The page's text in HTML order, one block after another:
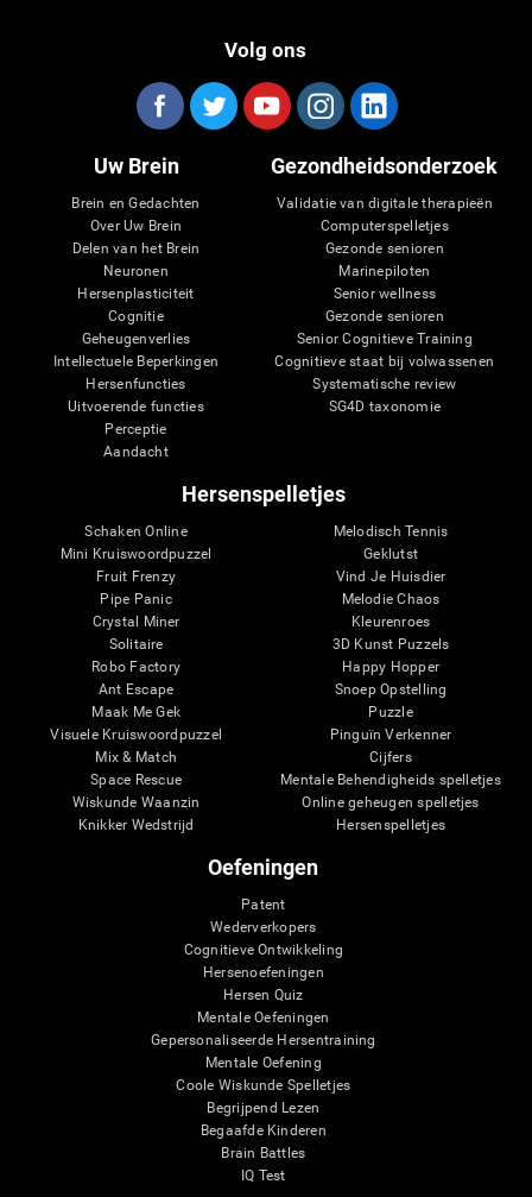
Volg ons
Uw Brein
Brein en Gedachten
Over Uw Brein
Delen van het Brein
Neuronen
Hersenplasticiteit
Cognitie
Geheugenverlies
Intellectuele Beperkingen
Hersenfuncties
Uitvoerende functies
Perceptie
Aandacht
Gezondheidsonderzoek
Validatie van digitale therapieën
Computerspelletjes
Gezonde senioren
Marinepiloten
Senior wellness
Gezonde senioren
Senior Cognitieve Training
Cognitieve staat bij volwassenen
Systematische review
SG4D taxonomie
Hersenspelletjes
Schaken Online
Mini Kruiswoordpuzzel
Fruit Frenzy
Pipe Panic
Crystal Miner
Solitaire
Robo Factory
Ant Escape
Maak Me Gek
Visuele Kruiswoordpuzzel
Mix & Match
Space Rescue
Wiskunde Waanzin
Knikker Wedstrijd
Melodisch Tennis
Geklutst
Vind Je Huisdier
Melodie Chaos
Kleurenroes
3D Kunst Puzzels
Happy Hopper
Snoep Opstelling
Puzzle
Pinguïn Verkenner
Cijfers
Mentale Behendigheids spelletjes
Online geheugen spelletjes
Hersenspelletjes
Oefeningen
Patent
Wederverkopers
Cognitieve Ontwikkeling
Hersenoefeningen
Hersen Quiz
Mentale Oefeningen
Gepersonaliseerde Hersentraining
Mentale Oefening
Coole Wiskunde Spelletjes
Begrijpend Lezen
Begaafde Kinderen
Brain Battles
IQ Test